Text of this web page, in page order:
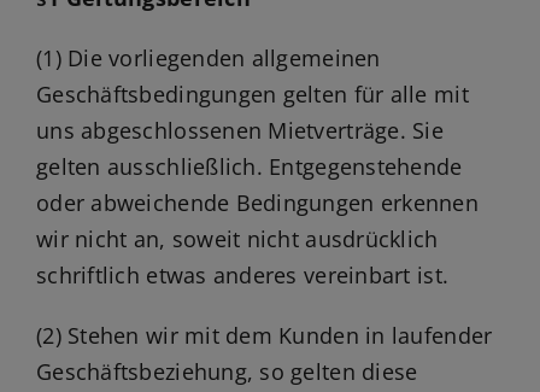
(1) Die vorliegenden allgemeinen
Geschäftsbedingungen gelten für alle mit
uns abgeschlossenen Mietverträge. Sie
gelten ausschließlich. Entgegenstehende
oder abweichende Bedingungen erkennen
wir nicht an, soweit nicht ausdrücklich
schriftlich etwas anderes vereinbart ist.
(2) Stehen wir mit dem Kunden in laufender
Geschäftsbeziehung, so gelten diese